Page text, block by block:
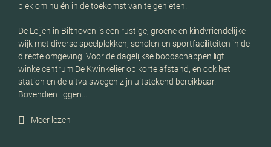
plek om nu én in de toekomst van te genieten.
De Leijen in Bilthoven is een rustige, groene en kindvriendelijke
wijk met diverse speelplekken, scholen en sportfaciliteiten in de
directe omgeving. Voor de dagelijkse boodschappen ligt
winkelcentrum De Kwinkelier op korte afstand, en ook het
station en de uitvalswegen zijn uitstekend bereikbaar.
Bovendien liggen…
Meer lezen